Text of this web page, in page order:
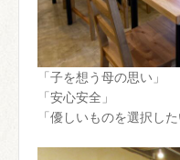
「子を想う母の思い」
「安心安全」
「優しいものを選択した